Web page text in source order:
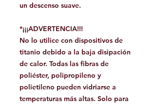
un descenso suave.
*¡¡¡ADVERTENCIA!!!
No lo utilice con dispositivos de
titanio debido a la baja disipación
de calor. Todas las fibras de
poliéster, polipropileno y
polietileno pueden vidriarse a
temperaturas más altas. Solo para